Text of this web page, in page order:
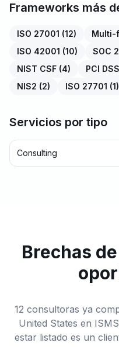
Frameworks más
ISO 27001 (12) Multi-
ISO 42001 (10) SOC
NIST CSF (4) PCI DSS
NIS2 (2) ISO 27701 (1)
Servicios por tipo
Consulting
Brechas
12 consultoras ya
United States en
estar listado es un